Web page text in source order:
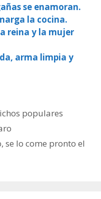
se enamoran.
la cocina.
reina y la mujer
arma limpia y
populares
se lo come pronto el